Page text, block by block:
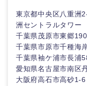
東京都中央区八重
洲セントラルタワー
千葉県茂原市東郷
千葉県市原市千種海
千葉県袖ケ浦市長浦
愛知県名古屋市南区
大阪府高石市高砂1-6